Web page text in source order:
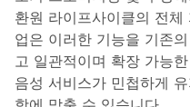
환원 라이프사이클의 전체
업은 이러한 기능을 기존
고 일관적이며 확장 가능
음성 서비스가 민첩하게